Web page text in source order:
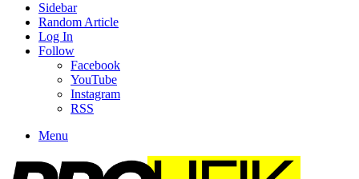
Sidebar
Random Article
Log In
Follow
Facebook
YouTube
Instagram
RSS
Menu